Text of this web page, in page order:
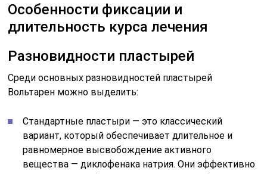
Особенности фиксации и
длительность курса лечения
Разновидности пластырей
Среди основных разновидностей пластырей
Вольтарен можно выделить:
Стандартные пластыри — это классический
вариант, который обеспечивает длительное и
равномерное высвобождение активного
вещества — диклофенака натрия. Они эффективно